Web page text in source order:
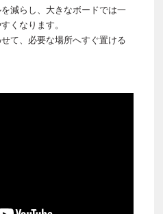
減らし、大きなボードでは一
くなります。
て、必要な場所へすぐ置ける